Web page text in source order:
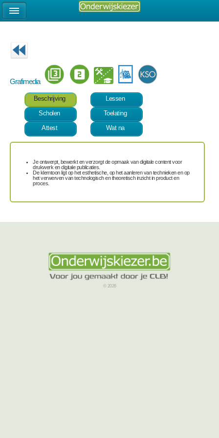
Grafimedia
Beschrijving
Lessen
Scholen
Toelating
Attest
Wat na
Je ontwerpt, bewerkt en verzorgt de opmaak van digitale content voor
drukwerk en digitale publicaties.
De klemtoon ligt op het esthetische, op het aanleren van technieken en op
het verwerven van technologisch en theoretisch inzicht in product en
proces.
© 2026